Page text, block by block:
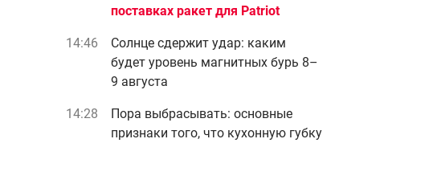
поставках ракет для Patriot
14:46
Солнце сдержит удар: каким
будет уровень магнитных бурь 8–
9 августа
14:28
Пора выбрасывать: основные
признаки того, что кухонную губку